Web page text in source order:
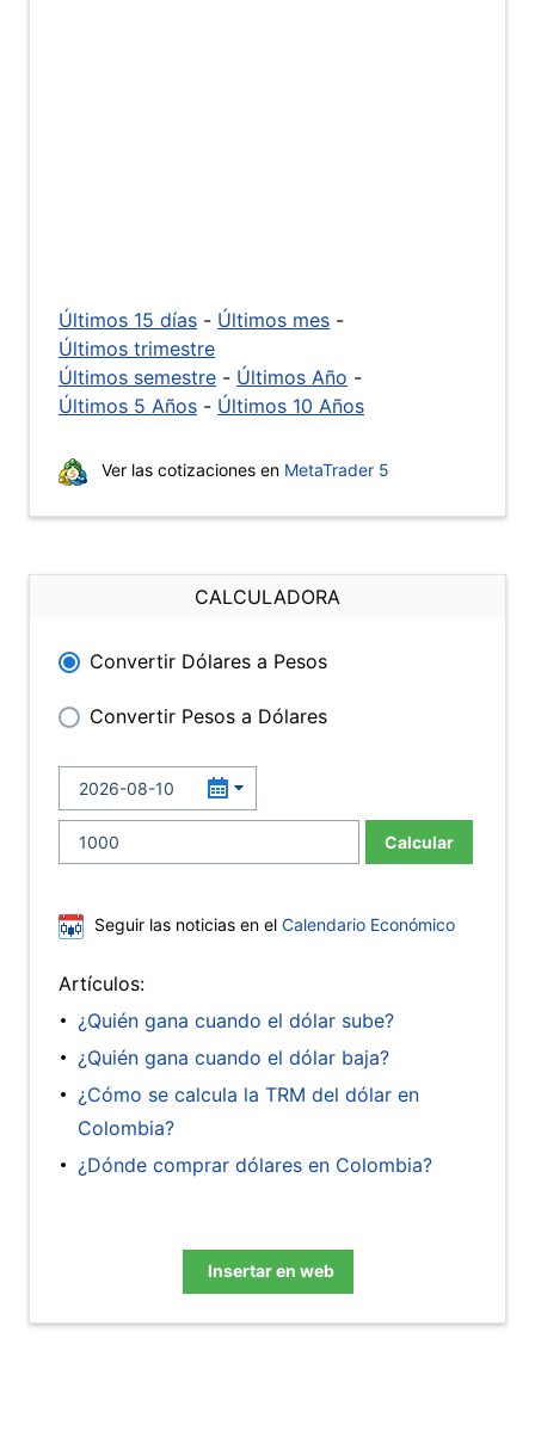
Últimos 15 días - Últimos mes -
Últimos trimestre
Últimos semestre - Últimos Año -
Últimos 5 Años - Últimos 10 Años
Ver las cotizaciones en MetaTrader 5
CALCULADORA
Convertir Dólares a Pesos
Convertir Pesos a Dólares
Calcular
Seguir las noticias en el Calendario Económico
Artículos:
¿Quién gana cuando el dólar sube?
¿Quién gana cuando el dólar baja?
¿Cómo se calcula la TRM del dólar en
Colombia?
¿Dónde comprar dólares en Colombia?
Insertar en web